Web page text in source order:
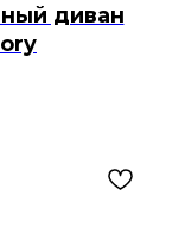
диван